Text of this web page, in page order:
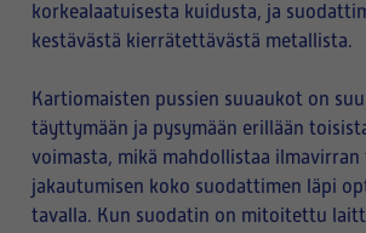
korkealaatuisesta kuidusta, ja
kestävästä kierrätettävästä metallista.
Kartiomaisten pussien suuaukot on
täyttymään ja pysymään erillään
voimasta, mikä mahdollistaa ilmavirran
jakautumisen koko suodattimen läpi
tavalla. Kun suodatin on mitoitettu